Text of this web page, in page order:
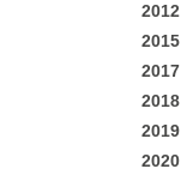
2012
2015
2017
2018
2019
2020